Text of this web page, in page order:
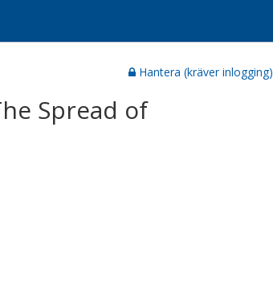
Hantera (kräver inlogging)
Spread of